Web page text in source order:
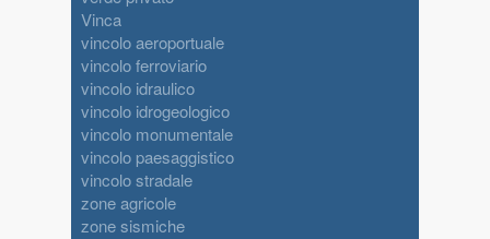
Vinca
vincolo aeroportuale
vincolo ferroviario
vincolo idraulico
vincolo idrogeologico
vincolo monumentale
vincolo paesaggistico
vincolo stradale
zone agricole
zone sismiche